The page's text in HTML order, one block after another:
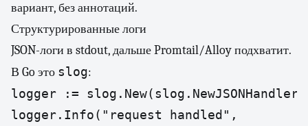
вариант, без аннотаций.
Структурированные логи
JSON-логи в stdout, дальше Promtail/Alloy подхватит.
В Go это slog:
logger :=
logger.Info("request handled",